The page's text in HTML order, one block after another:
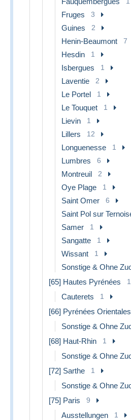
Fruges 3
Guines 2
Henin-Beaumont 7
Hesdin 1
Isbergues 1
Laventie 2
Le Portel 1
Le Touquet 1
Lievin 1
Lillers 12
Longuenesse 1
Lumbres 6
Montreuil 2
Oye Plage 1
Saint Omer 6
Saint Pol sur
Samer 1
Sangatte 1
Wissant 1
Sonstige & Ohne
[65] Hautes Pyrénées 1
Cauterets 1
[66] Pyrénées Orientales
Sonstige & Ohne
[68] Haut-Rhin 1
Sonstige & Ohne
[72] Sarthe 1
Sonstige & Ohne
[75] Paris 9
Ausstellungen 1